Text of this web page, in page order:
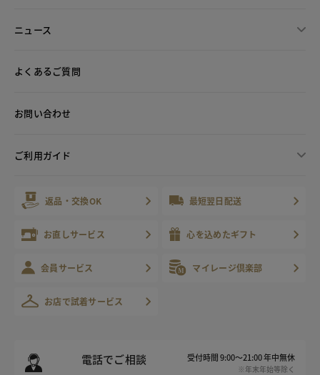
ニュース
よくあるご質問
お問い合わせ
ご利用ガイド
返品・交換OK 最短翌日配送
お直しサービス 心を込めたギフト
会員サービス マイレージ倶楽部
お店で試着サービス
電話でご相談 受付時間 9:00～21:00 年中無休
※年末年始等除く